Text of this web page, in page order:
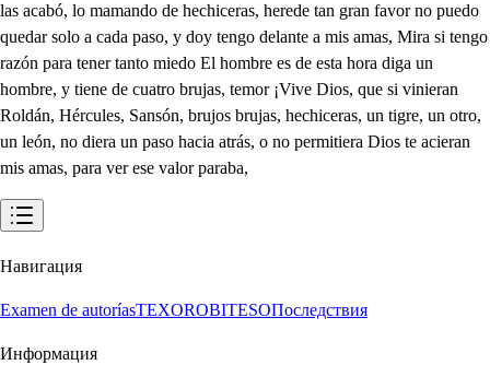
las acabó, lo mamando de hechiceras, herede tan gran favor no puedo
quedar solo a cada paso, y doy tengo delante a mis amas, Mira si tengo
razón para tener tanto miedo El hombre es de esta hora diga un
hombre, y tiene de cuatro brujas, temor ¡Vive Dios, que si vinieran
Roldán, Hércules, Sansón, brujos brujas, hechiceras, un tigre, un otro,
un león, no diera un paso hacia atrás, o no permitiera Dios te acieran
mis amas, para ver ese valor paraba,
Навигация
Examen de autoríasTEXOROBITESOПоследствия
Информация